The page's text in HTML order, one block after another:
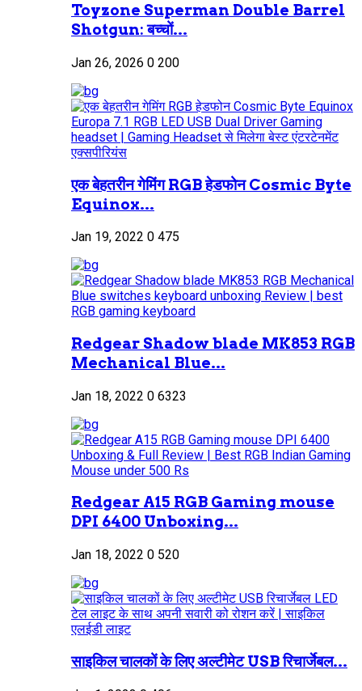
Toyzone Superman Double Barrel
Shotgun: बच्चों...
Jan 26, 2026 0 200
एक बेहतरीन गेमिंग RGB हेडफोन Cosmic Byte
Equinox...
Jan 19, 2022 0 475
Redgear Shadow blade MK853 RGB
Mechanical Blue...
Jan 18, 2022 0 6323
Redgear A15 RGB Gaming mouse
DPI 6400 Unboxing...
Jan 18, 2022 0 520
साइकिल चालकों के लिए अल्टीमेट USB रिचार्जेबल...